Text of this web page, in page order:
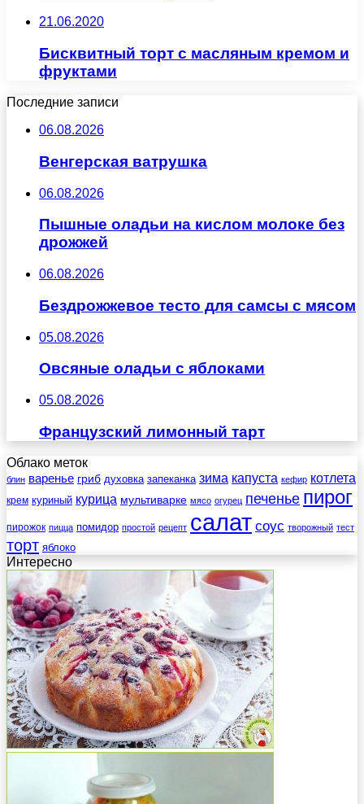
21.06.2020
Бисквитный торт с масляным кремом и
фруктами
Последние записи
06.08.2026
Венгерская ватрушка
06.08.2026
Пышные оладьи на кислом молоке без
дрожжей
06.08.2026
Бездрожжевое тесто для самсы с мясом
05.08.2026
Овсяные оладьи с яблоками
05.08.2026
Французский лимонный тарт
Облако меток
блин варенье гриб духовка запеканка зима капуста кефир котлета
крем куриный курица мультиварке мясо огурец печенье пирог
пирожок пицца помидор простой рецепт салат соус творожный тест
торт яблоко
Интересно